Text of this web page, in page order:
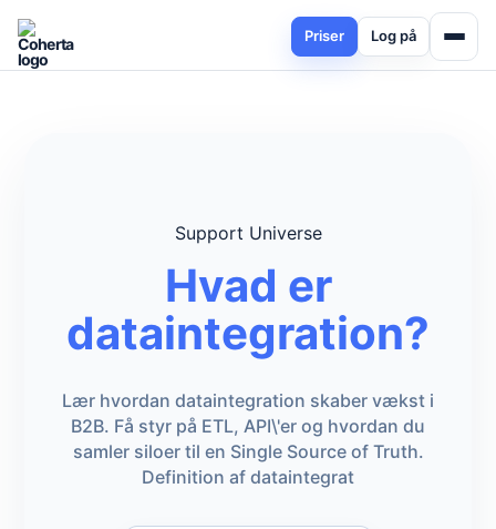
Priser Log på
Support Universe
Hvad er
dataintegration?
Lær hvordan dataintegration skaber vækst i
B2B. Få styr på ETL, API\'er og hvordan du
samler siloer til en Single Source of Truth.
Definition af dataintegrat